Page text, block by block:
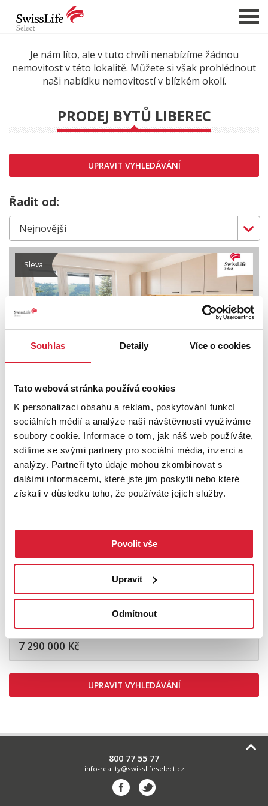
Souhlas Detaily Více o cookies
Tato webová stránka používá cookies
K personalizaci obsahu a reklam, poskytování funkcí
sociálních médií a analýze naší návštěvnosti využíváme
soubory cookie. Informace o tom, jak náš web používáte,
sdílíme se svými partnery pro sociální média, inzerci a
analýzy. Partneři tyto údaje mohou zkombinovat s
dalšími informacemi, které jste jim poskytli nebo které
získali v důsledku toho, že používáte jejich služby.
Povolit vše
Upravit
Odmítnout
NABÍDKA NEMOVITOSTÍ
HLÍDAT NOVÉ NABÍDKY
SLUŽBY
KARIÉRA
FINANCOVÁNÍ / HYPOTÉKA
KONTAKT
Je nám líto, ale v tuto chvíli nenabízíme žádnou
nemovitost v této lokalitě. Můžete si však prohlédnout
naši nabídku nemovitostí v blízkém okolí.
PRODEJ BYTŮ LIBEREC
UPRAVIT VYHLEDÁVÁNÍ
Řadit od:
Sleva
Prodej bytu 3+1 98 m2, Jablonec nad Jizerou
5 490 000 Kč
7 290 000 Kč
UPRAVIT VYHLEDÁVÁNÍ
800 77 55 77
info-reality@swisslifeselect.cz